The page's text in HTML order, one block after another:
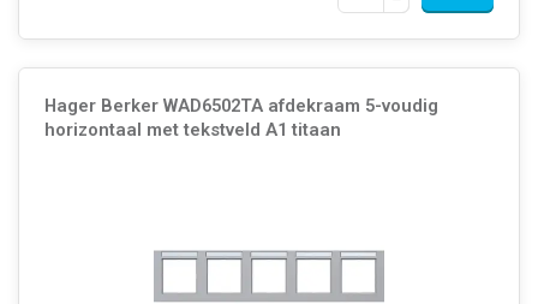
Hager Berker WAD6502TA afdekraam 5-voudig
horizontaal met tekstveld A1 titaan